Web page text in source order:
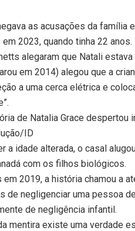
as acusações da família
em 2023, quando tinha 22 anos.
alegaram que Natali
em 2014) alegou que a
a uma cerca elétrica e
de Natalia Grace despertou
ID
a idade alterada, o casal
com os filhos biológicos.
em 2019, a história chamou a
de negligenciar uma pessoa
de negligência infantil.
mentira existe uma verdade